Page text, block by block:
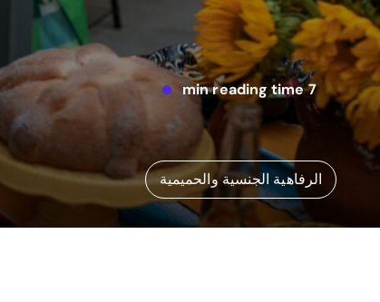
7 min reading time
الرفاهية الجنسية والحميمية